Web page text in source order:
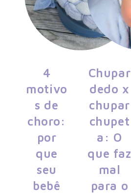
4
motivo
s de
choro:
por
que
seu
bebê
Chupar
dedo x
chupar
chupet
a: O
que faz
mal
para o